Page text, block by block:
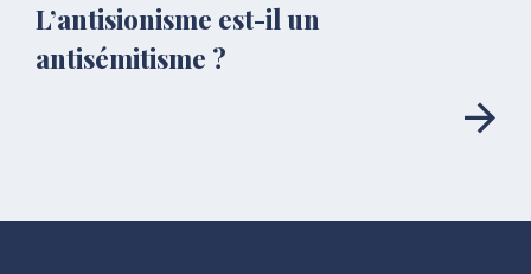
L’antisionisme est-il un
antisémitisme ?